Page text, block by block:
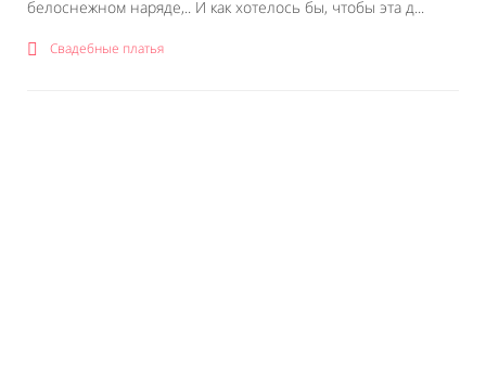
белоснежном наряде,.. И как хотелось бы, чтобы эта д...
Свадебные платья